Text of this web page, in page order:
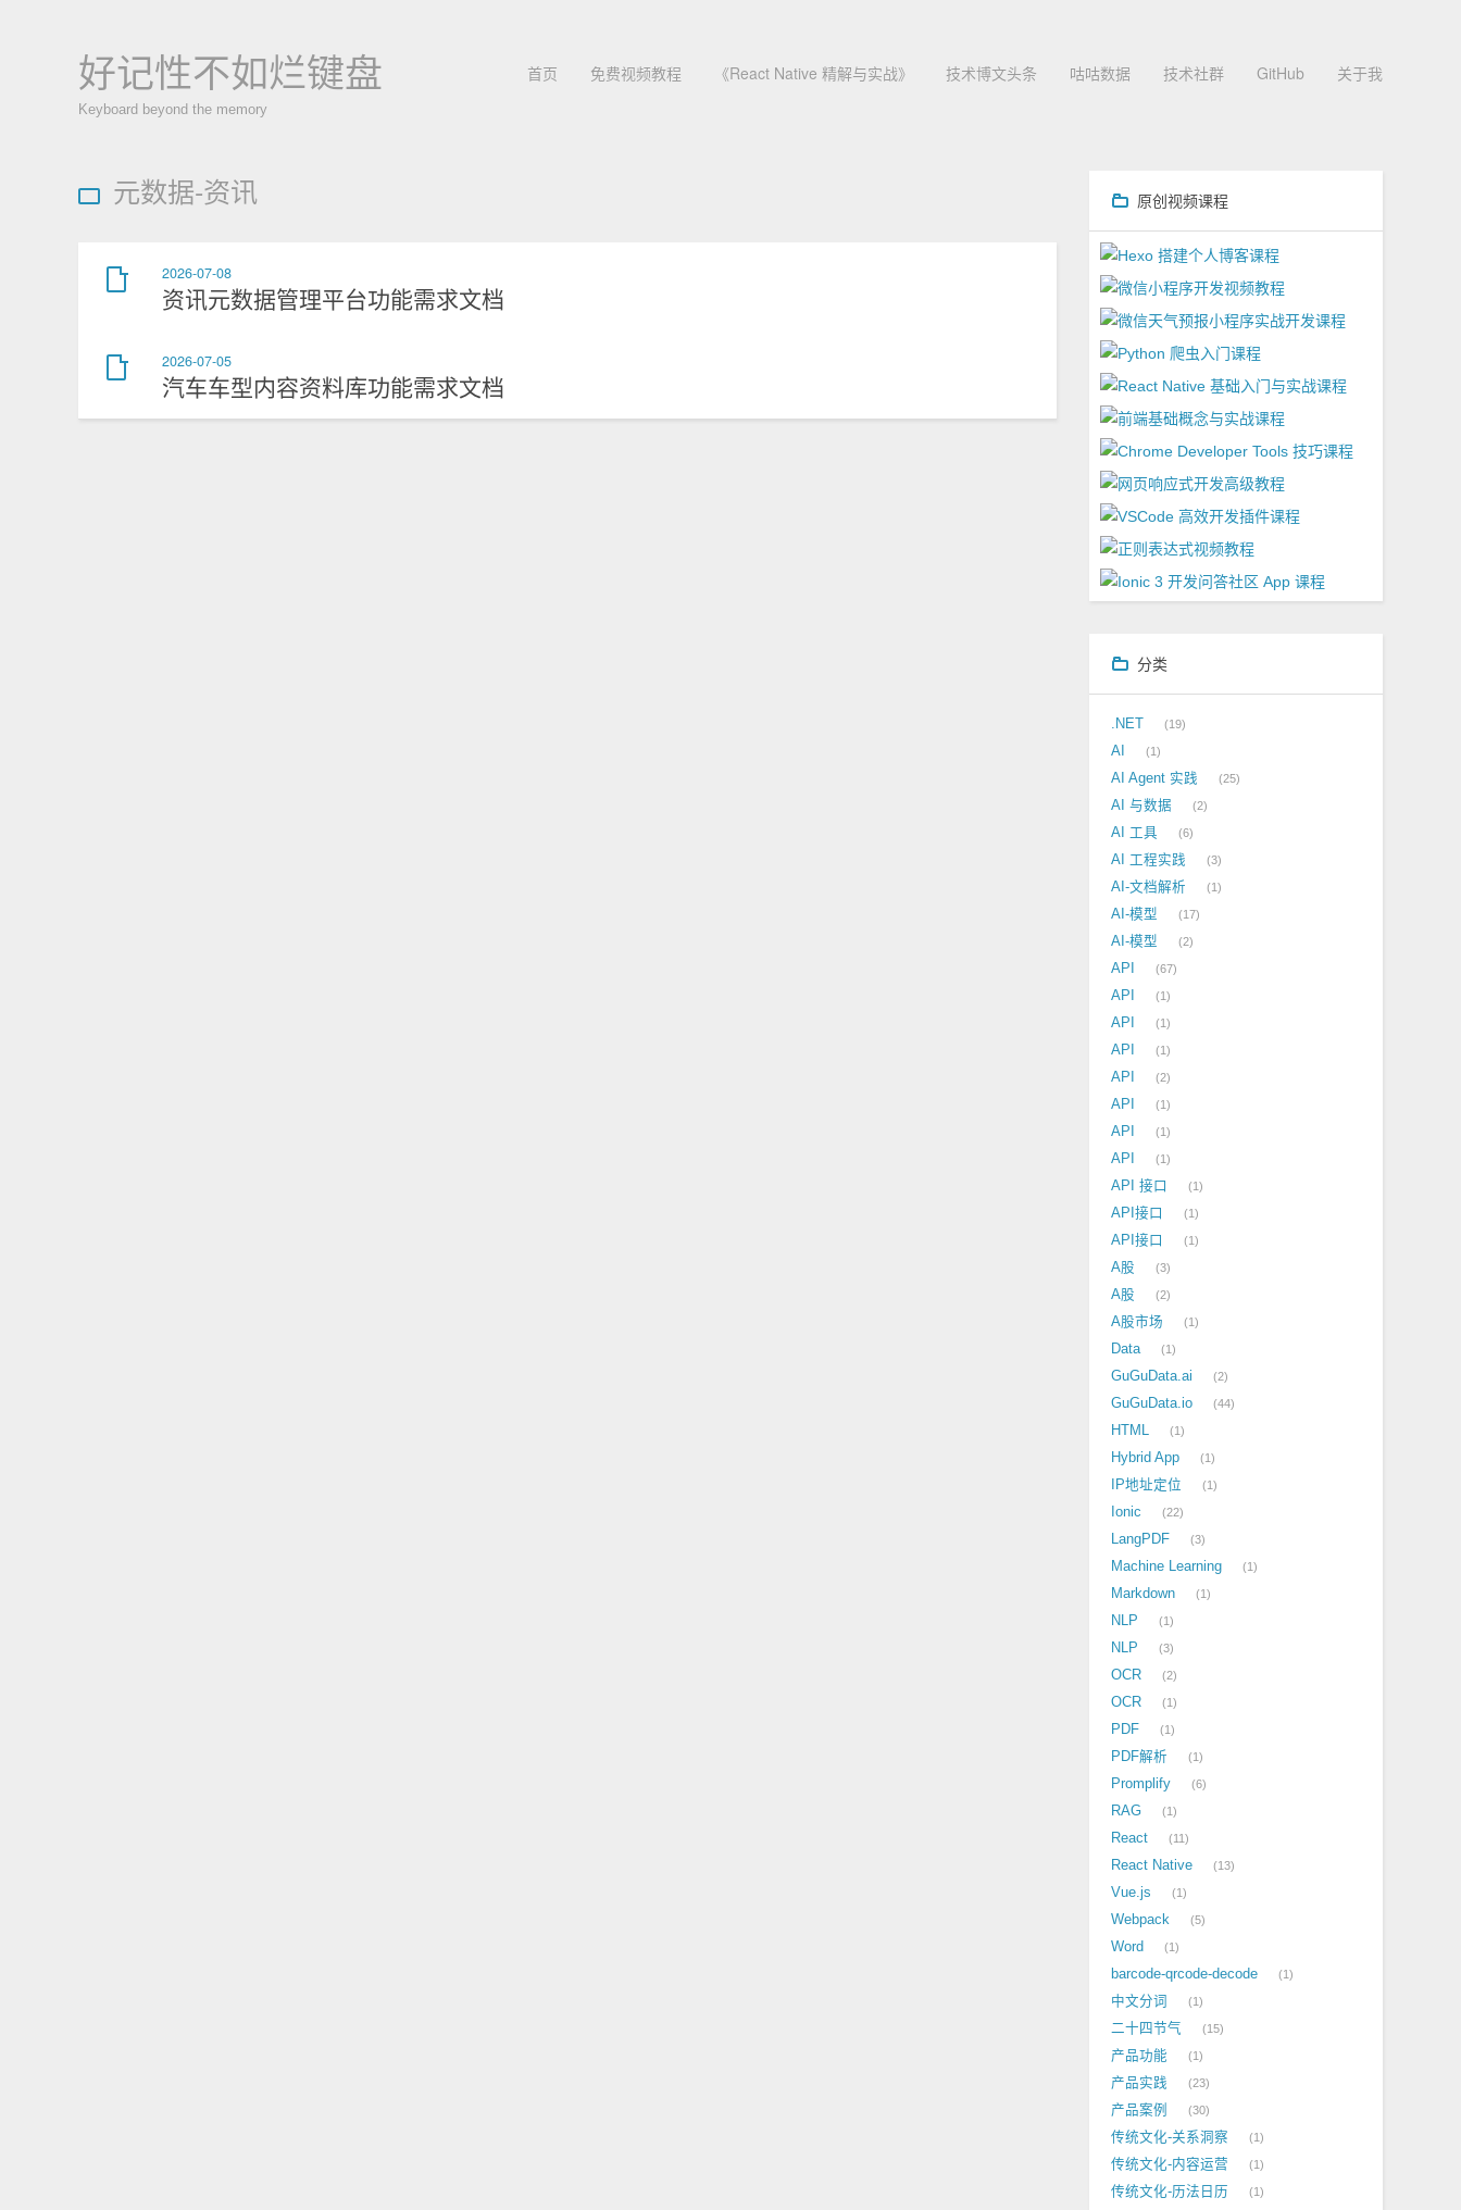
好记性不如烂键盘
Keyboard beyond the memory
首页 免费视频教程 《React Native 精解与实战》 技术博文头条 咕咕数据 技术社群 GitHub 关于我
元数据-资讯
2026-07-08
资讯元数据管理平台功能需求文档
2026-07-05
汽车车型内容资料库功能需求文档
原创视频课程
分类
.NET 19
AI 1
AI Agent 实践 25
AI 与数据 2
AI 工具 6
AI 工程实践 3
AI-文档解析 1
AI-模型 17
AI-模型 2
API 67
API 1
API 1
API 1
API 2
API 1
API 1
API 1
API 接口 1
API接口 1
API接口 1
A股 3
A股 2
A股市场 1
Data 1
GuGuData.ai 2
GuGuData.io 44
HTML 1
Hybrid App 1
IP地址定位 1
Ionic 22
LangPDF 3
Machine Learning 1
Markdown 1
NLP 1
NLP 3
OCR 2
OCR 1
PDF 1
PDF解析 1
Promplify 6
RAG 1
React 11
React Native 13
Vue.js 1
Webpack 5
Word 1
barcode-qrcode-decode 1
中文分词 1
二十四节气 15
产品功能 1
产品实践 23
产品案例 30
传统文化-关系洞察 1
传统文化-内容运营 1
传统文化-历法日历 1